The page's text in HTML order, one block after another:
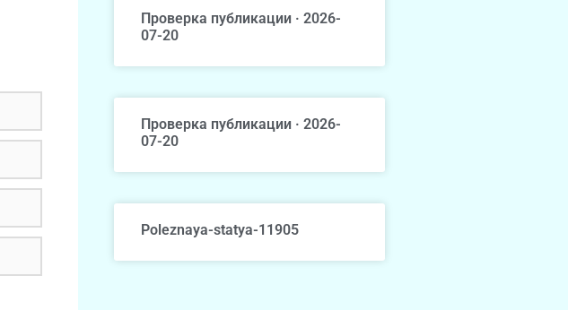
Проверка публикации · 2026-
07-20
Проверка публикации · 2026-
07-20
Poleznaya-statya-11905